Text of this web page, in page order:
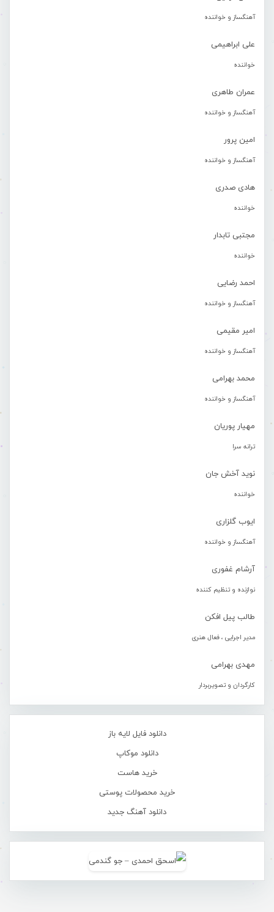
آهنگساز و خواننده
علی ابراهیمی
خواننده
عمران طاهری
آهنگساز و خواننده
امین پرور
آهنگساز و خواننده
هادی صدری
خواننده
مجتبی تابدار
خواننده
احمد رضایی
آهنگساز و خواننده
امیر مقیمی
آهنگساز و خواننده
محمد بهرامی
آهنگساز و خواننده
مهیار پوریان
ترانه سرا
نوید آخش جان
خواننده
ایوب گلزاری
آهنگساز و خواننده
آرشام غفوری
نوازنده و تنظیم کننده
طالب پیل افکن
مدیر اجرایی ، فعال هنری
مهدی بهرامی
کارگردان و تصویربردار
دانلود فایل لایه باز
دانلود موکاپ
خرید هاست
خرید محصولات پوستی
دانلود آهنگ جدید